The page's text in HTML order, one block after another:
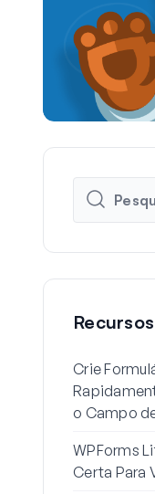
Crie
o Campo
WPForms
Certa Para